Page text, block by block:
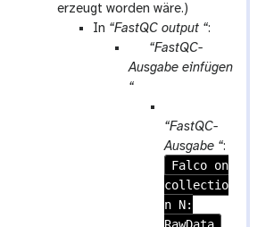
erzeugt worden wäre.)
In “FastQC output “:
p
a
a
“FastQC-
Ausgabe einfügen
“
a
r
a
m
-
“FastQC-
Ausgabe “:
Falco on
collectio
n N: